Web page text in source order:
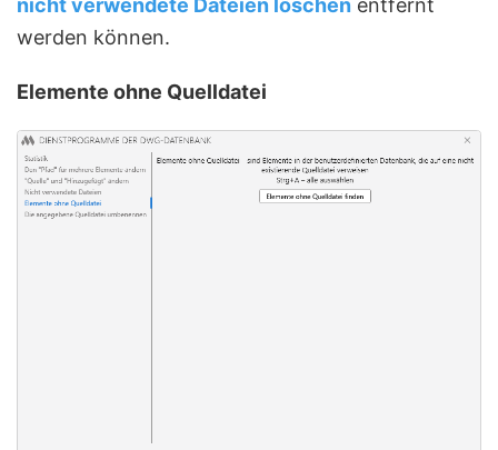
nicht verwendete Dateien löschen entfernt
werden können.
Elemente ohne Quelldatei